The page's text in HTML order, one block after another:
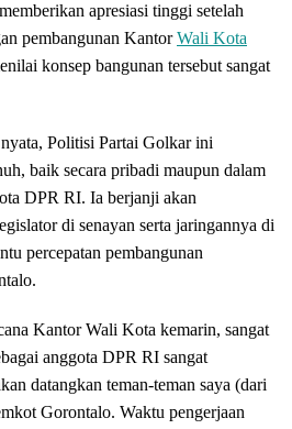
apresiasi tinggi setelah
pembangunan KantorWali Kota
konsep bangunan tersebut sangat
Politisi Partai Golkar ini
baik secara pribadi maupun dalam
DPR RI. Ia berjanji akan
di senayan serta jaringannya di
percepatan pembangunan
Kantor Wali Kota kemarin, sangat
anggota DPR RI sangat
datangkan teman-teman saya (dari
Gorontalo. Waktu pengerjaan